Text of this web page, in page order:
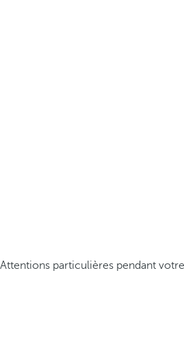
Attentions particulières pendant